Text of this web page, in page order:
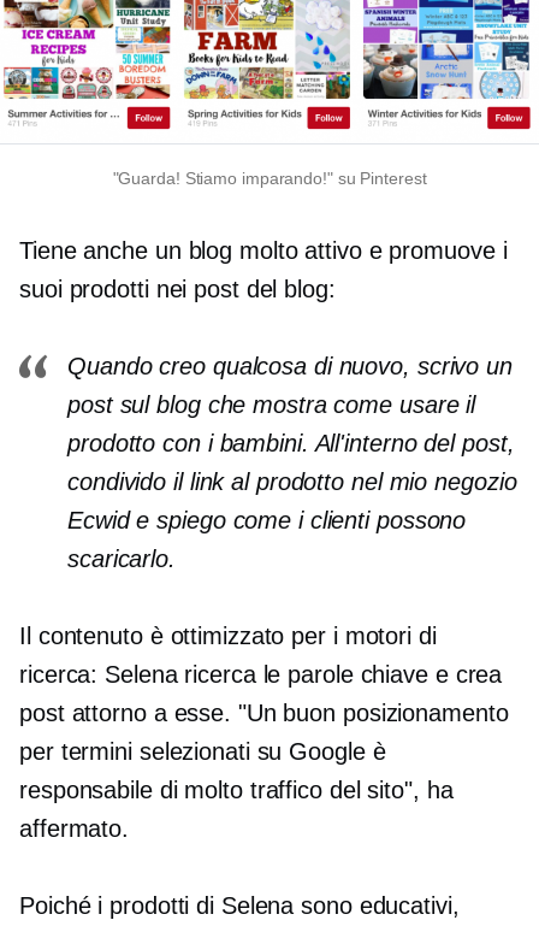
"Guarda! Stiamo imparando!" su Pinterest
Tiene anche un blog molto attivo e promuove i
suoi prodotti nei post del blog:
Quando creo qualcosa di nuovo, scrivo un
post sul blog che mostra come usare il
prodotto con i bambini. All'interno del post,
condivido il link al prodotto nel mio negozio
Ecwid e spiego come i clienti possono
scaricarlo.
Il contenuto è ottimizzato per i motori di
ricerca: Selena ricerca le parole chiave e crea
post attorno a esse. "Un buon posizionamento
per termini selezionati su Google è
responsabile di molto traffico del sito", ha
affermato.
Poiché i prodotti di Selena sono educativi,